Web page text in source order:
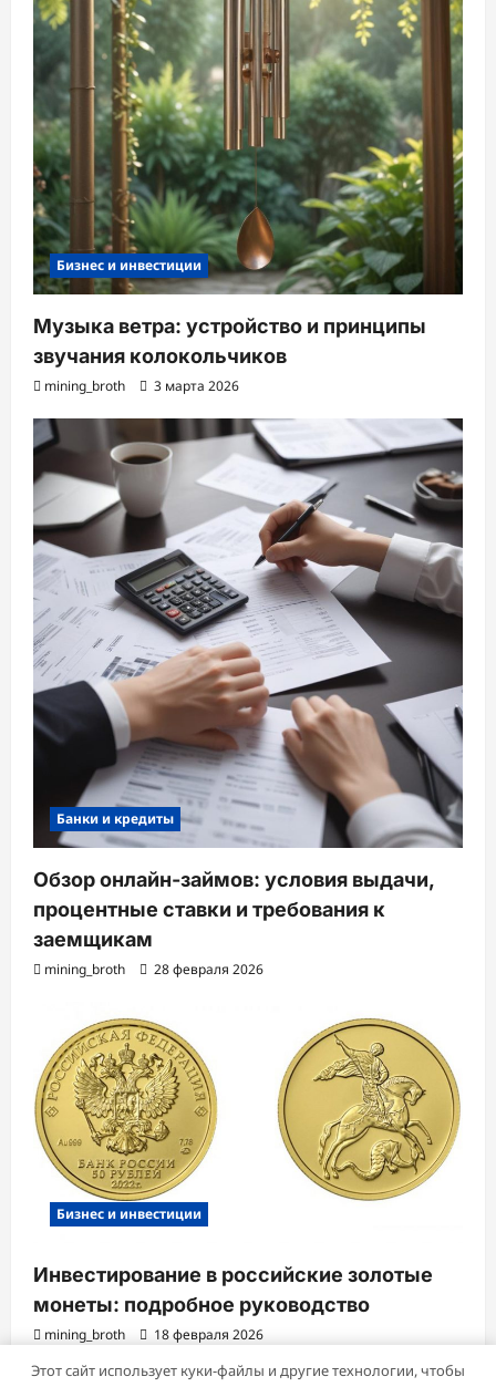
Бизнес и инвестиции
Музыка ветра: устройство и принципы
звучания колокольчиков
mining_broth 3 марта 2026
Банки и кредиты
Обзор онлайн-займов: условия выдачи,
процентные ставки и требования к
заемщикам
mining_broth 28 февраля 2026
Бизнес и инвестиции
Инвестирование в российские золотые
монеты: подробное руководство
mining_broth 18 февраля 2026
Этот сайт использует куки-файлы и другие технологии, чтобы